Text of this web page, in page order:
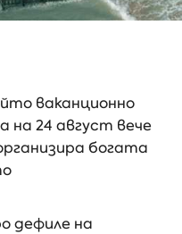
ваканционно
на 24 август вече
богата
дефиле на